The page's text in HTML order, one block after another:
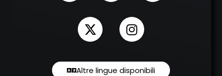
Altre lingue disponibili